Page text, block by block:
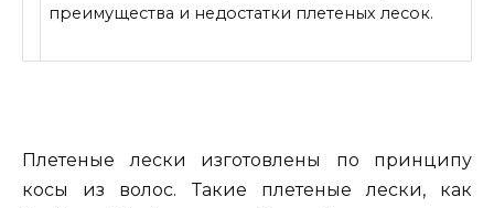
преимущества и недостатки плетеных лесок.
Плетеные лески изготовлены по принципу
косы из волос. Такие плетеные лески, как